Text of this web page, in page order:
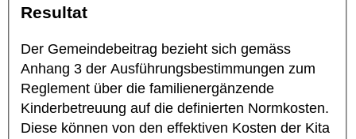
Resultat
Der Gemeindebeitrag bezieht sich gemäss
Anhang 3 der Ausführungsbestimmungen zum
Reglement über die familienergänzende
Kinderbetreuung auf die definierten Normkosten.
Diese können von den effektiven Kosten der Kita